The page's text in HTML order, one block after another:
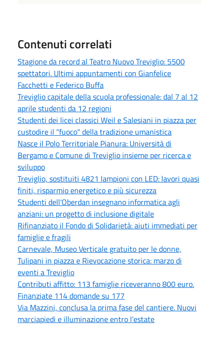
Contenuti correlati
Stagione da record al Teatro Nuovo Treviglio: 5500
spettatori. Ultimi appuntamenti con Gianfelice
Facchetti e Federico Buffa
Treviglio capitale della scuola professionale: dal 7 al 12
aprile studenti da 12 regioni
Studenti dei licei classici Weil e Salesiani in piazza per
custodire il "fuoco" della tradizione umanistica
Nasce il Polo Territoriale Pianura: Università di
Bergamo e Comune di Treviglio insieme per ricerca e
sviluppo
Treviglio, sostituiti 4821 lampioni con LED: lavori quasi
finiti, risparmio energetico e più sicurezza
Studenti dell'Oberdan insegnano informatica agli
anziani: un progetto di inclusione digitale
Rifinanziato il Fondo di Solidarietà: aiuti immediati per
famiglie e fragili
Carnevale, Museo Verticale gratuito per le donne,
Tulipani in piazza e Rievocazione storica: marzo di
eventi a Treviglio
Contributi affitto: 113 famiglie riceveranno 800 euro.
Finanziate 114 domande su 177
Via Mazzini, conclusa la prima fase del cantiere. Nuovi
marciapiedi e illuminazione entro l'estate